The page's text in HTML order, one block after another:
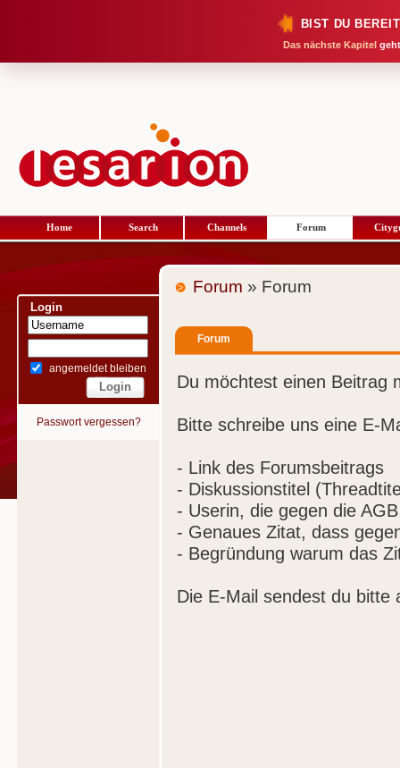
BIST DU
Das nächste Kapitel
Home Search Channels Forum
Login
angemeldet bleiben
Passwort vergessen?
Forum » Forum
Forum
Du möchtest einen Beitrag
Bitte schreibe uns eine E-
- Link des Forumsbeitrags
- Diskussionstitel
- Userin, die gegen die
- Genaues Zitat, dass
- Begründung warum das
Die E-Mail sendest du bitte